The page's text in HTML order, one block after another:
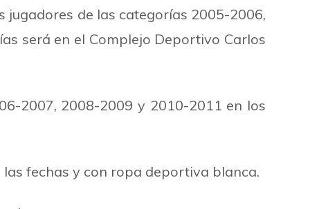
jugadores de las categorías 2005-2006,
será en el Complejo Deportivo Carlos
2007, 2008-2009 y 2010-2011 en los
fechas y con ropa deportiva blanca.